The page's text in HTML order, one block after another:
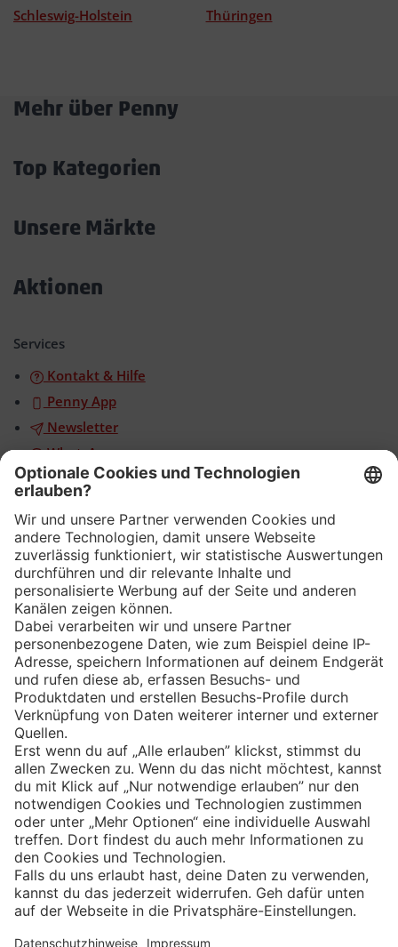
Schleswig-Holstein
Thüringen
Mehr über Penny
Top Kategorien
Unsere Märkte
Aktionen
Services
Kontakt & Hilfe
Penny App
Newsletter
WhatsApp
App
Eishockey
Impressum